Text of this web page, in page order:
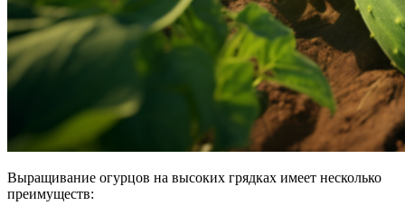
Выращивание огурцов на высоких грядках имеет несколько
преимуществ: